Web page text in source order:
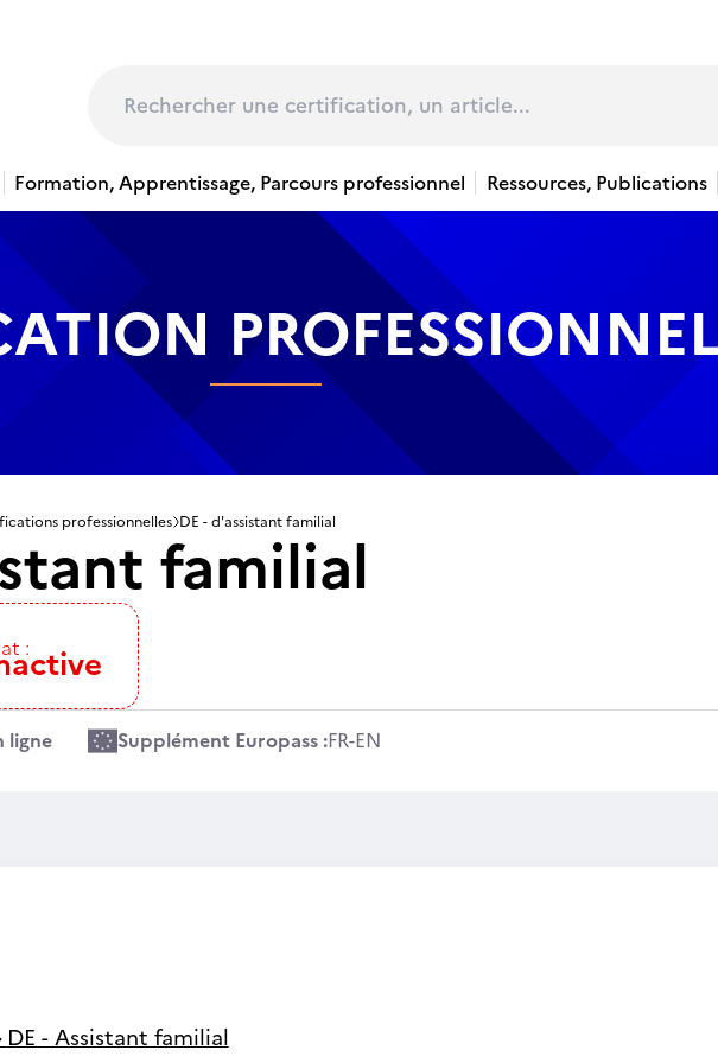
Formation, Apprentissage, Parcours professionnel Ressources, Publications
professionnelles DE - d'assistant familial
familial
:
ligne Supplément Europass :FR-EN
DE - Assistant familial